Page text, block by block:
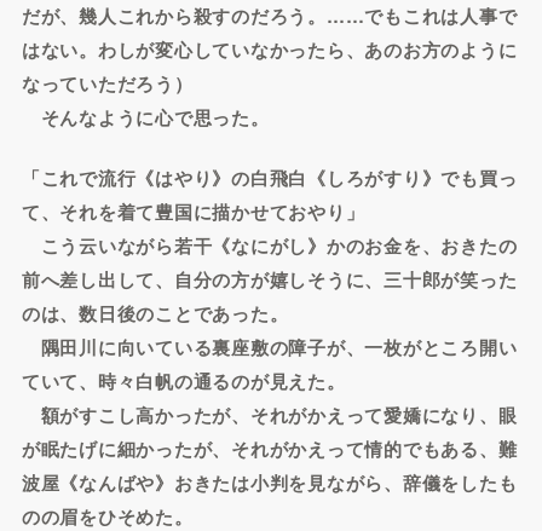
だが、幾人これから殺すのだろう。……でもこれは人事で
はない。わしが変心していなかったら、あのお方のように
なっていただろう）
そんなように心で思った。
「これで流行《はやり》の白飛白《しろがすり》でも買っ
て、それを着て豊国に描かせておやり」
こう云いながら若干《なにがし》かのお金を、おきたの
前へ差し出して、自分の方が嬉しそうに、三十郎が笑った
のは、数日後のことであった。
隅田川に向いている裏座敷の障子が、一枚がところ開い
ていて、時々白帆の通るのが見えた。
額がすこし高かったが、それがかえって愛嬌になり、眼
が眠たげに細かったが、それがかえって情的でもある、難
波屋《なんばや》おきたは小判を見ながら、辞儀をしたも
のの眉をひそめた。